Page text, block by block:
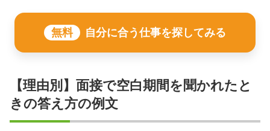
無料 自分に合う仕事を探してみる
【理由別】面接で空白期間を聞かれたと
きの答え方の例文